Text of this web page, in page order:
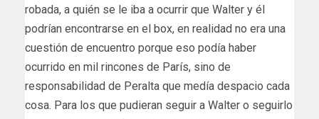
robada, a quién se le iba a ocurrir que Walter y él
podrían encontrarse en el box, en realidad no era una
cuestión de encuentro porque eso podía haber
ocurrido en mil rincones de París, sino de
responsabilidad de Peralta que medía despacio cada
cosa. Para los que pudieran seguir a Walter o seguirlo